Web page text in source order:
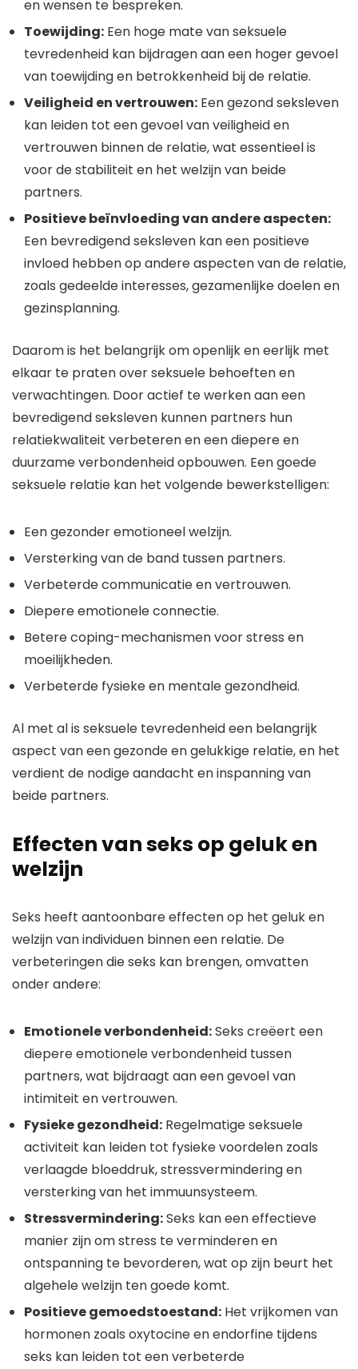
en wensen te bespreken.
Toewijding: Een hoge mate van seksuele
tevredenheid kan bijdragen aan een hoger gevoel
van toewijding en betrokkenheid bij de relatie.
Veiligheid en vertrouwen: Een gezond seksleven
kan leiden tot een gevoel van veiligheid en
vertrouwen binnen de relatie, wat essentieel is
voor de stabiliteit en het welzijn van beide
partners.
Positieve beïnvloeding van andere aspecten:
Een bevredigend seksleven kan een positieve
invloed hebben op andere aspecten van de relatie,
zoals gedeelde interesses, gezamenlijke doelen en
gezinsplanning.
Daarom is het belangrijk om openlijk en eerlijk met
elkaar te praten over seksuele behoeften en
verwachtingen. Door actief te werken aan een
bevredigend seksleven kunnen partners hun
relatiekwaliteit verbeteren en een diepere en
duurzame verbondenheid opbouwen. Een goede
seksuele relatie kan het volgende bewerkstelligen:
Een gezonder emotioneel welzijn.
Versterking van de band tussen partners.
Verbeterde communicatie en vertrouwen.
Diepere emotionele connectie.
Betere coping-mechanismen voor stress en
moeilijkheden.
Verbeterde fysieke en mentale gezondheid.
Al met al is seksuele tevredenheid een belangrijk
aspect van een gezonde en gelukkige relatie, en het
verdient de nodige aandacht en inspanning van
beide partners.
Effecten van seks op geluk en
welzijn
Seks heeft aantoonbare effecten op het geluk en
welzijn van individuen binnen een relatie. De
verbeteringen die seks kan brengen, omvatten
onder andere:
Emotionele verbondenheid:Seks creëert een
diepere emotionele verbondenheid tussen
partners, wat bijdraagt aan een gevoel van
intimiteit en vertrouwen.
Fysieke gezondheid: Regelmatige seksuele
activiteit kan leiden tot fysieke voordelen zoals
verlaagde bloeddruk, stressvermindering en
versterking van het immuunsysteem.
Stressvermindering:Seks kan een effectieve
manier zijn om stress te verminderen en
ontspanning te bevorderen, wat op zijn beurt het
algehele welzijn ten goede komt.
Positieve gemoedstoestand: Het vrijkomen van
hormonen zoals oxytocine en endorfine tijdens
seks kan leiden tot een verbeterde